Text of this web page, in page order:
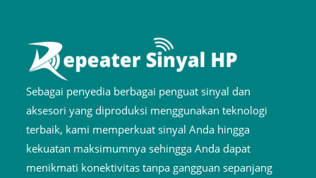
Sebagai penyedia berbagai penguat sinyal dan
aksesori yang diproduksi menggunakan teknologi
terbaik, kami memperkuat sinyal Anda hingga
kekuatan maksimumnya sehingga Anda dapat
menikmati konektivitas tanpa gangguan sepanjang